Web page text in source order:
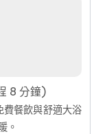
8 分鐘)
費餐飲與舒適大浴
。